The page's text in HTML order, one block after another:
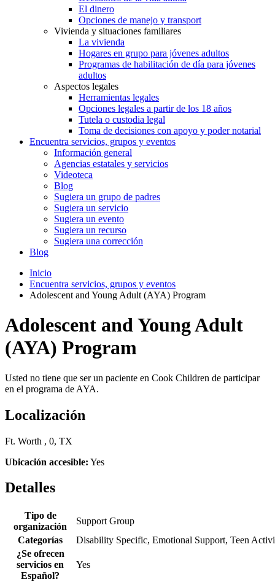
El dinero
Opciones de manejo y transport
Vivienda y situaciones familiares
La vivienda
Hogares en grupo para jóvenes adultos
Programas de habilitación de día para jóvenes
adultos
Aspectos legales
Herramientas legales
Opciones legales a partir de los 18 años
Tutela o custodia legal
Toma de decisiones con apoyo y poder notarial
Encuentra servicios, grupos y eventos
Información general
Agencias estatales y servicios
Videoteca
Blog
Sugiera un grupo de padres
Sugiera un servicio
Sugiera un evento
Sugiera un recurso
Sugiera una corrección
Blog
Inicio
Encuentra servicios, grupos y eventos
Adolescent and Young Adult (AYA) Program
Adolescent and Young Adult
(AYA) Program
Usted no tiene que ser un paciente en Cook Children de participar
en el programa de AYA.
Localización
Ft. Worth , 0, TX
Ubicación accesible: Yes
Detalles
Tipo de
organización
Support Group
Categorías
Disability Specific, Emotional Support, Teen
¿Se ofrecen
servicios en
Español?
Yes